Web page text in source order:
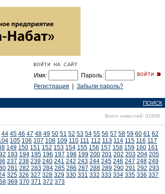
Имя:
Пароль:
Регистрация
Забыли пароль?
ПОИСК
Всего новостей: 31606
44 45 46 47 48 49 50 51 52 53 54 55 56 57 58 59 60 61 62
105 106 107 108 109 110 111 112 113 114 115 116 117
149 150 151 152 153 154 155 156 157 158 159 160 161
193 194 195 196 197 198 199 200 201 202 203 204 205
237 238 239 240 241 242 243 244 245 246 247 248 249
281 282 283 284 285 286 287 288 289 290 291 292 293
325 326 327 328 329 330 331 332 333 334 335 336 337
369 370 371 372 373